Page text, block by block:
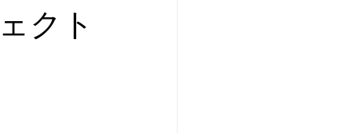
クト